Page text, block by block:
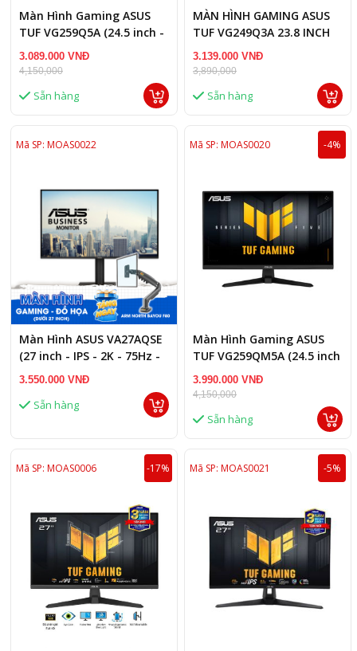
Màn Hình Gaming ASUS
TUF VG259Q5A (24.5 inch -
IPS - FHD - 200Hz - 1ms)
3.089.000 VNĐ
4,150,000
Sẵn hàng
MÀN HÌNH GAMING ASUS
TUF VG249Q3A 23.8 INCH
FHD 180HZ 1MS FAST IPS
3.139.000 VNĐ
3,890,000
Sẵn hàng
Mã SP: MOAS0022
Màn Hình ASUS VA27AQSE
(27 inch - IPS - 2K - 75Hz -
1ms - Speaker)
3.550.000 VNĐ
Sẵn hàng
Mã SP: MOAS0020 -4%
Màn Hình Gaming ASUS
TUF VG259QM5A (24.5 inch
- IPS - FHD - 240Hz - 0.3ms-
Speaker)
3.990.000 VNĐ
4,150,000
Sẵn hàng
Mã SP: MOAS0006 -17% Mã SP: MOAS0021 -5%